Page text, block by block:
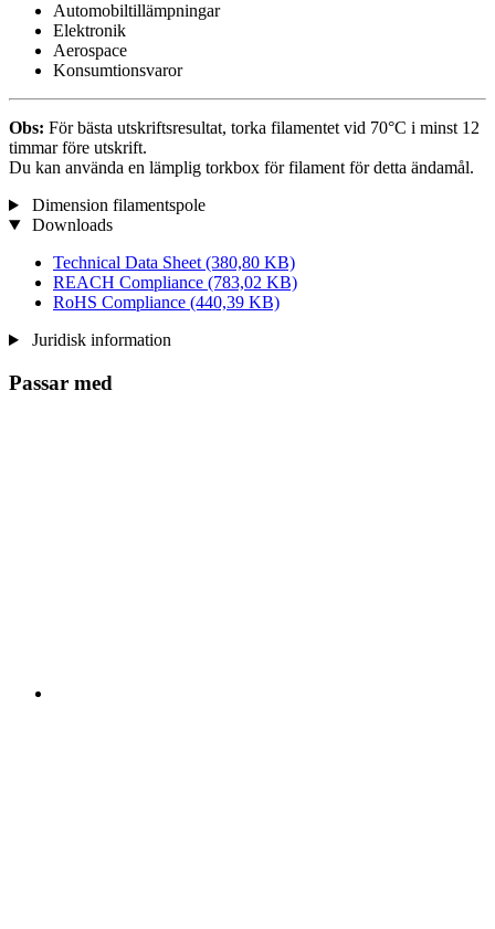
Automobiltillämpningar
Elektronik
Aerospace
Konsumtionsvaror
Obs: För bästa utskriftsresultat, torka filamentet vid 70°C i minst 12
timmar före utskrift.
Du kan använda en lämplig torkbox för filament för detta ändamål.
Dimension filamentspole
Downloads
Technical Data Sheet (380,80 KB)
REACH Compliance (783,02 KB)
RoHS Compliance (440,39 KB)
Juridisk information
Passar med